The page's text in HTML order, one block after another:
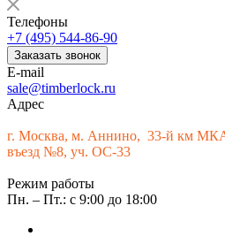
Телефоны
+7 (495) 544-86-90
Заказать звонок
E-mail
sale@timberlock.ru
Адрес
г. Москва, м. Аннино, 33-й км
въезд №8, уч. ОС-33
Режим работы
Пн. – Пт.: с 9:00 до 18:00